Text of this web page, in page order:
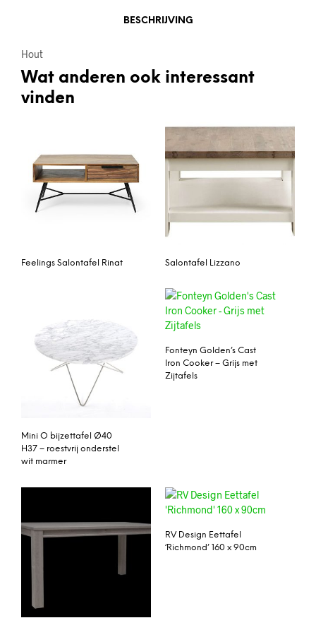
BESCHRIJVING
Hout
Wat anderen ook interessant
vinden
Feelings Salontafel Rinat Salontafel Lizzano
Mini O bijzettafel Ø40
H37 – roestvrij onderstel
wit marmer
Fonteyn Golden’s Cast
Iron Cooker – Grijs met
Zijtafels
RV Design Eettafel
‘Richmond’ 160 x 90cm